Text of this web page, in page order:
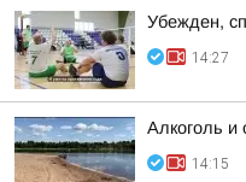
Убежден,
14:27
Алкоголь и
14:15